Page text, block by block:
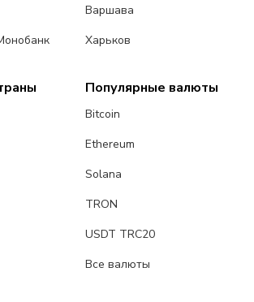
Варшава
Харьков
Популярные валюты
Bitcoin
Ethereum
Solana
TRON
USDT TRC20
Все валюты